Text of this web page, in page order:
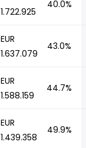
1.722.925
40.0%
EUR
1.637.079
43.0%
EUR
1.588.159
44.7%
EUR
1.439.358
49.9%